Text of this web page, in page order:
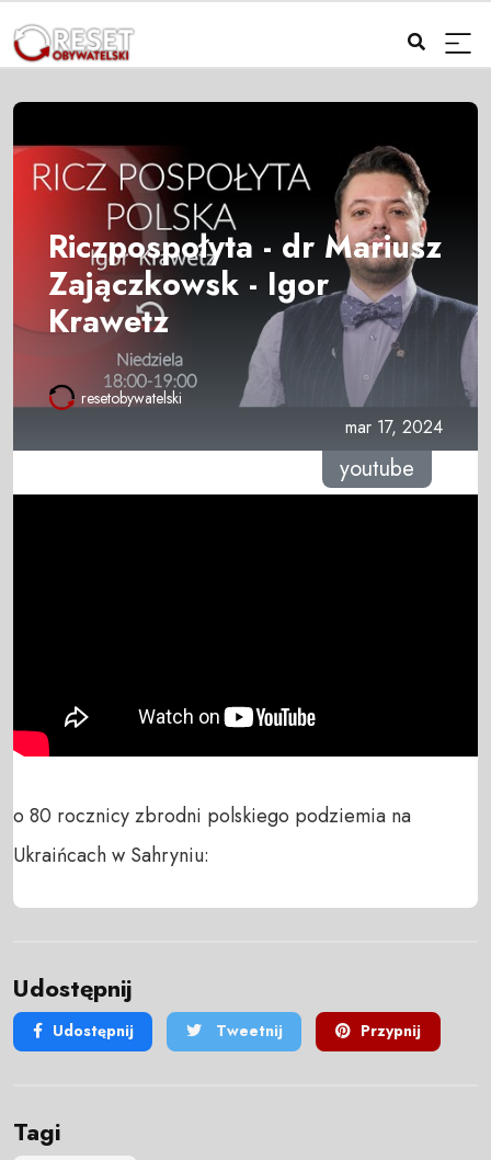
Riczpospołyta - dr Mariusz
Zajączkowsk - Igor
Krawetz
resetobywatelski
mar 17, 2024
youtube
o 80 rocznicy zbrodni polskiego podziemia na
Ukraińcach w Sahryniu:
Udostępnij
Udostępnij Tweetnij Przypnij
Tagi